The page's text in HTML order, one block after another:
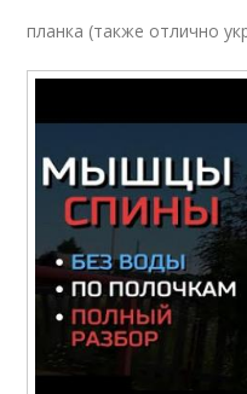
планка (также отлично